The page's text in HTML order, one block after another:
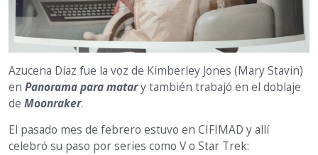
Azucena Díaz fue la voz de Kimberley Jones (Mary Stavin)
en Panorama para matary también trabajó en el doblaje
de Moonraker.
El pasado mes de febrero estuvo en CIFIMAD y allí
celebró su paso por series como V o Star Trek: